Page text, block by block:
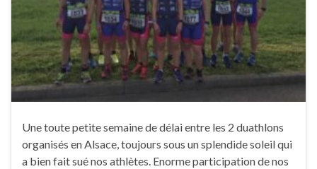
Une toute petite semaine de délai entre les 2 duathlons
organisés en Alsace, toujours sous un splendide soleil qui
a bien fait sué nos athlètes. Enorme participation de nos